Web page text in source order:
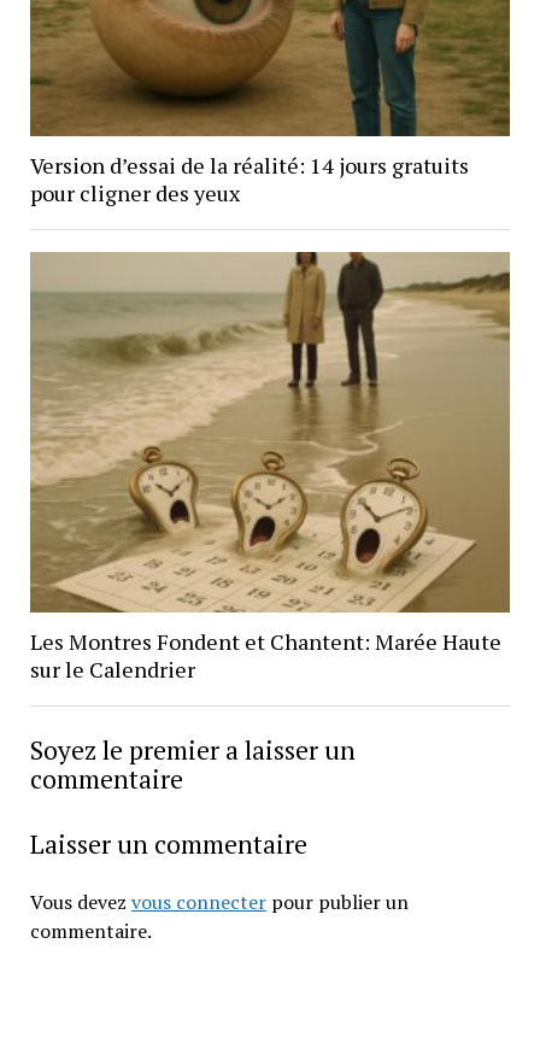
Version d’essai de la réalité: 14 jours gratuits
pour cligner des yeux
Les Montres Fondent et Chantent: Marée Haute
sur le Calendrier
Soyez le premier a laisser un
commentaire
Laisser un commentaire
Vous devez vous connecterpour publier un
commentaire.